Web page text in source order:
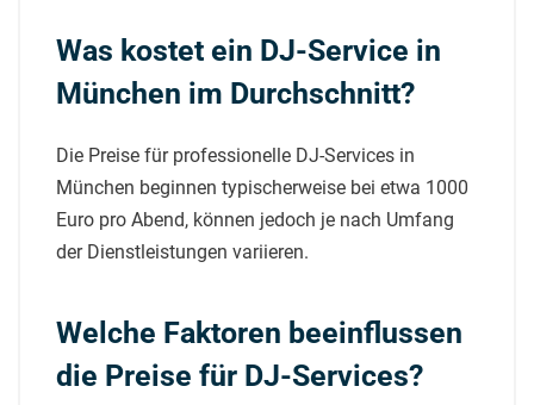
Was kostet ein DJ-Service in
München im Durchschnitt?
Die Preise für professionelle DJ-Services in
München beginnen typischerweise bei etwa 1000
Euro pro Abend, können jedoch je nach Umfang
der Dienstleistungen variieren.
Welche Faktoren beeinflussen
die Preise für DJ-Services?